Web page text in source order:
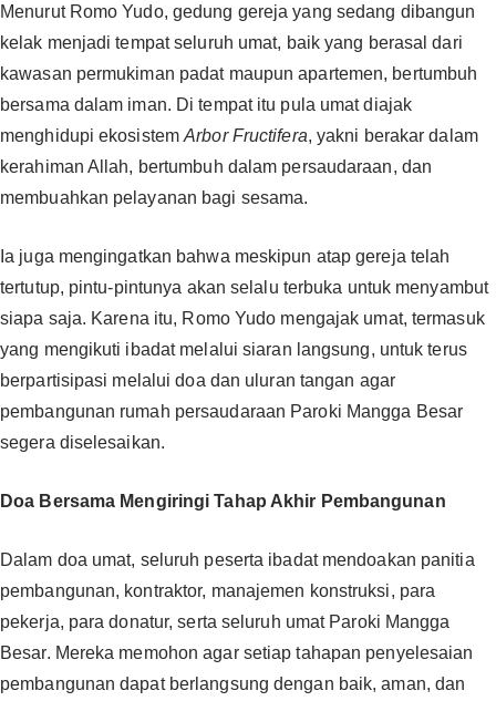
Menurut Romo Yudo, gedung gereja yang sedang dibangun
kelak menjadi tempat seluruh umat, baik yang berasal dari
kawasan permukiman padat maupun apartemen, bertumbuh
bersama dalam iman. Di tempat itu pula umat diajak
menghidupi ekosistemArbor Fructifera, yakni berakar dalam
kerahiman Allah, bertumbuh dalam persaudaraan, dan
membuahkan pelayanan bagi sesama.‎‎
Ia juga mengingatkan bahwa meskipun atap gereja telah
tertutup, pintu-pintunya akan selalu terbuka untuk menyambut
siapa saja. Karena itu, Romo Yudo mengajak umat, termasuk
yang mengikuti ibadat melalui siaran langsung, untuk terus
berpartisipasi melalui doa dan uluran tangan agar
pembangunan rumah persaudaraan Paroki Mangga Besar
segera diselesaikan. ‎‎
Doa Bersama Mengiringi Tahap Akhir Pembangunan‎‎
Dalam doa umat, seluruh peserta ibadat mendoakan panitia
pembangunan, kontraktor, manajemen konstruksi, para
pekerja, para donatur, serta seluruh umat Paroki Mangga
Besar. Mereka memohon agar setiap tahapan penyelesaian
pembangunan dapat berlangsung dengan baik, aman, dan